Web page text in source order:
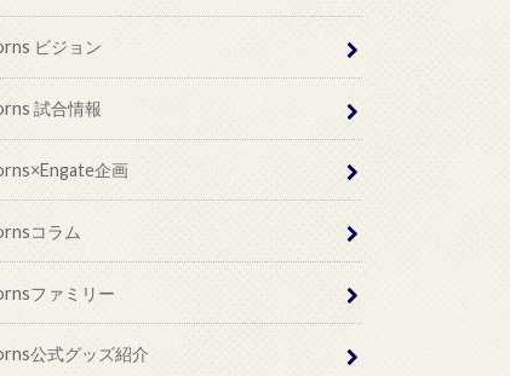
ビジョン
試合情報
企画
コラム
ファミリー
公式グッズ紹介